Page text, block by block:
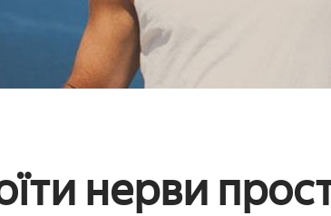
нерви